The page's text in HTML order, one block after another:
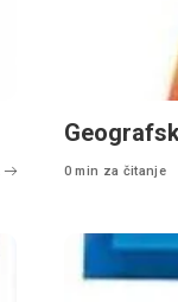
0 min za čitanje